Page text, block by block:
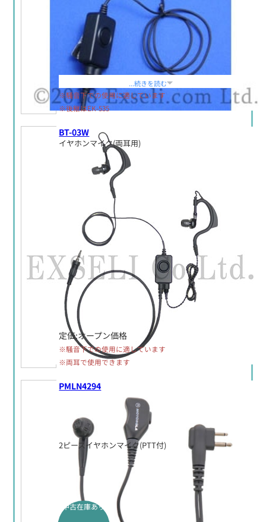
...続きを読む
※騒音下での使用に適しています
※後継はEK-535
BT-03W
イヤホンマイク(両耳用)
定価:オープン価格
※騒音下での使用に適しています
※両耳で使用できます
PMLN4294
2ピースイヤホンマイク(PTT付)
中古在庫あり